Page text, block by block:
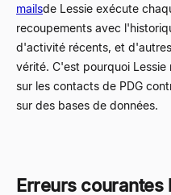
mailsde Lessie exécute
recoupements avec
d'activité récents, et
vérité. C'est pourquoi
sur les contacts de PDG
sur des bases de données.
Erreurs